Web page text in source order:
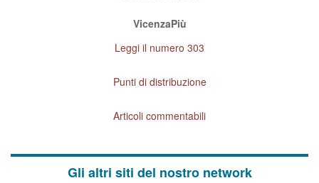
VicenzaPiù
Leggi il numero 303
Punti di distribuzione
Articoli commentabili
Gli altri siti del nostro network